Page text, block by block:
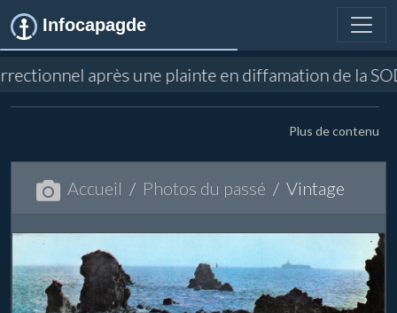
Infocapagde
plainte en diffamation de la SODEAL
Plus de contenu
Accueil Photos du passé Vintage